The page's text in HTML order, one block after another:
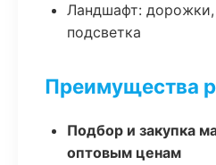
Ландшафт:
подсветка
Преимущества
Подбор и закупка
оптовым ценам